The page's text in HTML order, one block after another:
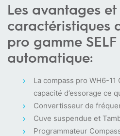
Les avantages et
caractéristiques
pro gamme
automatique:
La compass pro WH6-
capacité d’essorage ce
Convertisseur de
Cuve suspendue et
Programmateur